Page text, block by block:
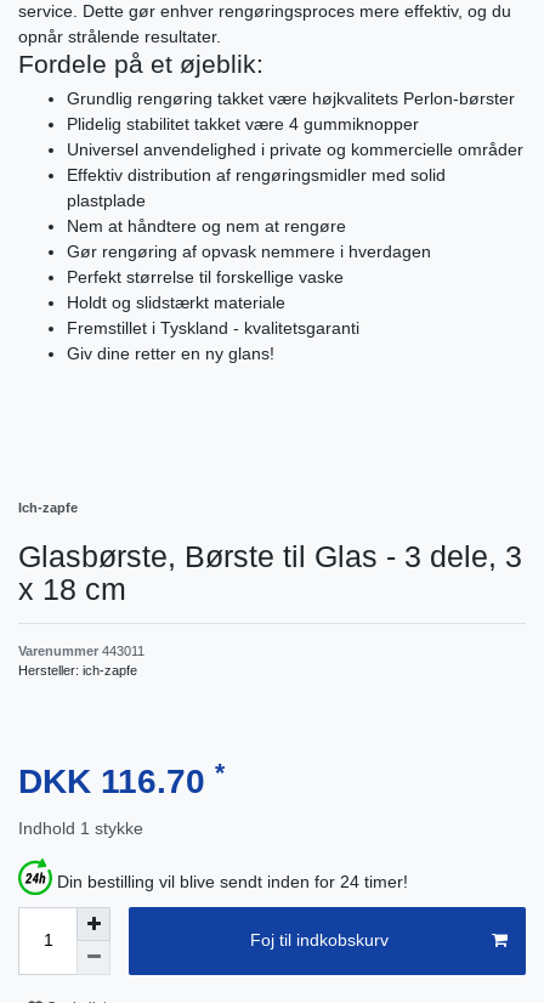
service. Dette gør enhver rengøringsproces mere effektiv, og du
opnår strålende resultater.
Fordele på et øjeblik:
Grundlig rengøring takket være højkvalitets Perlon-børster
Plidelig stabilitet takket være 4 gummiknopper
Universel anvendelighed i private og kommercielle områder
Effektiv distribution af rengøringsmidler med solid
plastplade
Nem at håndtere og nem at rengøre
Gør rengøring af opvask nemmere i hverdagen
Perfekt størrelse til forskellige vaske
Holdt og slidstærkt materiale
Fremstillet i Tyskland - kvalitetsgaranti
Giv dine retter en ny glans!
Ich-zapfe
Glasbørste, Børste til Glas - 3 dele, 3
x 18 cm
Varenummer 443011
Hersteller: ich-zapfe
DKK 116.70 *
Indhold 1 stykke
Din bestilling vil blive sendt inden for 24 timer!
Foj til indkobskurv